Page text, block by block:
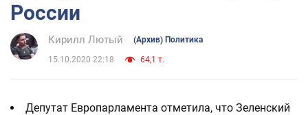
России
Кирилл Лютый (Архив) Политика
15.10.2020 22:18 64,1 т.
Депутат Европарламента отметила, что Зеленский